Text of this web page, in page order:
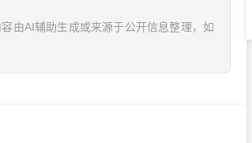
由AI辅助生成或来源于公开信息整理，如